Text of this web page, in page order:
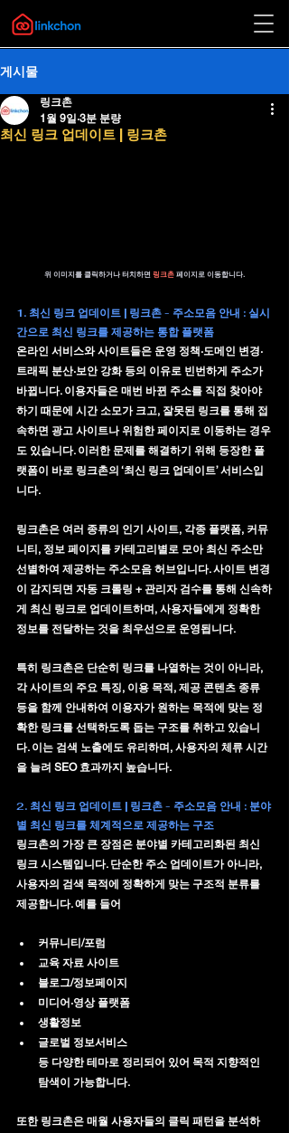
게시물
최신 링크 업데이트 | 링크촌
링크촌
1월 9일 3분 분량
위 이미지를 클릭하거나 터치하면 링크촌 페이지로 이동합니다.
1. 최신 링크 업데이트 | 링크촌 - 주소모음 안내 : 실시
간으로 최신 링크를 제공하는 통합 플랫폼
온라인 서비스와 사이트들은 운영 정책·도메인 변경·
트래픽 분산·보안 강화 등의 이유로 빈번하게 주소가
바뀝니다. 이용자들은 매번 바뀐 주소를 직접 찾아야
하기 때문에 시간 소모가 크고, 잘못된 링크를 통해 접
속하면 광고 사이트나 위험한 페이지로 이동하는 경우
도 있습니다. 이러한 문제를 해결하기 위해 등장한 플
랫폼이 바로 링크촌의 ‘최신 링크 업데이트’ 서비스입
니다.
링크촌은 여러 종류의 인기 사이트, 각종 플랫폼, 커뮤
니티, 정보 페이지를 카테고리별로 모아 최신 주소만
선별하여 제공하는 주소모음 허브입니다. 사이트 변경
이 감지되면 자동 크롤링 + 관리자 검수를 통해 신속하
게 최신 링크로 업데이트하며, 사용자들에게 정확한
정보를 전달하는 것을 최우선으로 운영됩니다.
특히 링크촌은 단순히 링크를 나열하는 것이 아니라,
각 사이트의 주요 특징, 이용 목적, 제공 콘텐츠 종류
등을 함께 안내하여 이용자가 원하는 목적에 맞는 정
확한 링크를 선택하도록 돕는 구조를 취하고 있습니
다. 이는 검색 노출에도 유리하며, 사용자의 체류 시간
을 늘려 SEO 효과까지 높습니다.
2. 최신 링크 업데이트 | 링크촌 - 주소모음 안내 : 분야
별 최신 링크를 체계적으로 제공하는 구조
링크촌의 가장 큰 장점은 분야별 카테고리화된 최신
링크 시스템입니다. 단순한 주소 업데이트가 아니라,
사용자의 검색 목적에 정확하게 맞는 구조적 분류를
제공합니다. 예를 들어
커뮤니티/포럼
교육 자료 사이트
블로그/정보페이지
미디어·영상 플랫폼
생활정보
글로벌 정보서비스
등 다양한 테마로 정리되어 있어 목적 지향적인
탐색이 가능합니다.
또한 링크촌은 매월 사용자들의 클릭 패턴을 분석하